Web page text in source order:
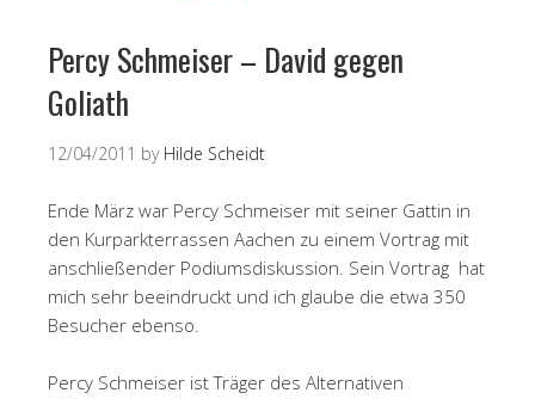
Percy Schmeiser – David gegen
Goliath
12/04/2011 by Hilde Scheidt
Ende März war Percy Schmeiser mit seiner Gattin in
den Kurparkterrassen Aachen zu einem Vortrag mit
anschließender Podiumsdiskussion. Sein Vortrag hat
mich sehr beeindruckt und ich glaube die etwa 350
Besucher ebenso.
Percy Schmeiser ist Träger des Alternativen